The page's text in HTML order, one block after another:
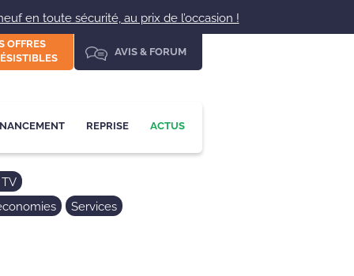
en toute sécurité, au prix de l’occasion !
OFFRES
AVIS & FORUM
REPRISE ACTUS
Services